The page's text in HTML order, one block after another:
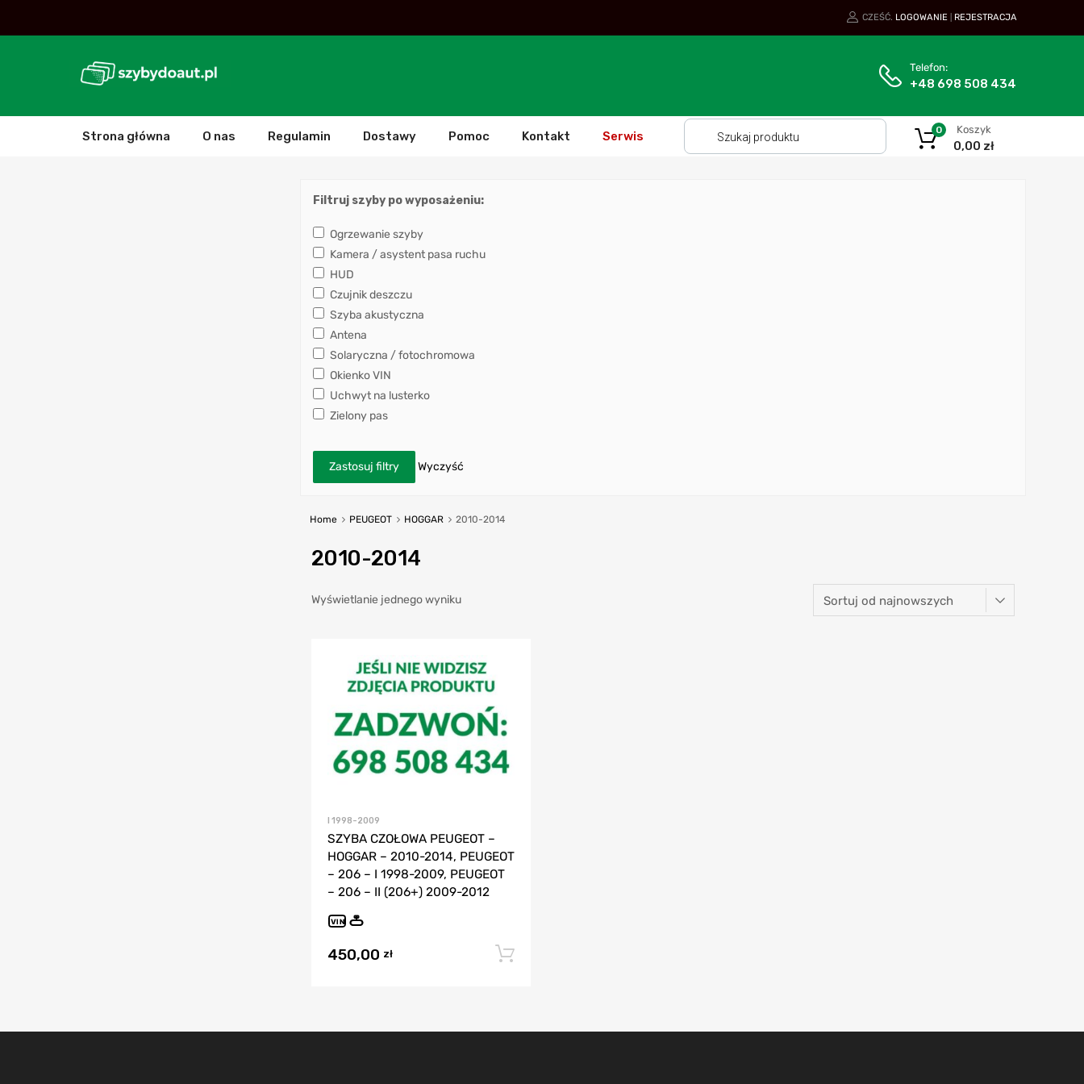
CZEŚĆ. LOGOWANIE REJESTRACJA
Telefon:
+48 698 508 434
Strona główna O nas Regulamin Dostawy Pomoc Kontakt Serwis Koszyk
0,00 zł
0
Filtruj szyby po wyposażeniu:
Ogrzewanie szyby
Kamera / asystent pasa ruchu
HUD
Czujnik deszczu
Szyba akustyczna
Antena
Solaryczna / fotochromowa
Okienko VIN
Uchwyt na lusterko
Zielony pas
Zastosuj filtry Wyczyść
Home PEUGEOT HOGGAR 2010-2014
2010-2014
Wyświetlanie jednego wyniku
I 1998-2009
SZYBA CZOŁOWA PEUGEOT –
HOGGAR – 2010-2014, PEUGEOT
– 206 – I 1998-2009, PEUGEOT
– 206 – II (206+) 2009-2012
VIN
450,00 zł